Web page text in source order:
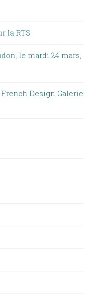
la RTS
le mardi 24 mars,
Design Galerie